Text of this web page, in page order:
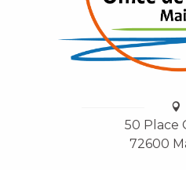
50 Place
72600